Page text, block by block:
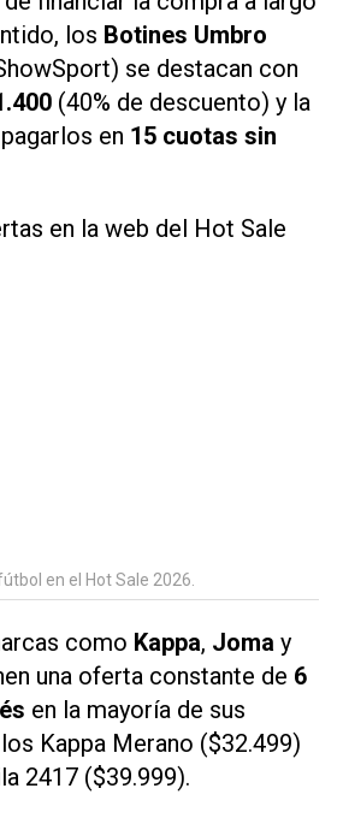
los Botines Umbro
se destacan con
(40% de descuento) y la
en 15 cuotas sin
en el Hot Sale 2026.
como Kappa, Joma y
una oferta constante de 6
en la mayoría de sus
Kappa Merano ($32.499)
2417 ($39.999).